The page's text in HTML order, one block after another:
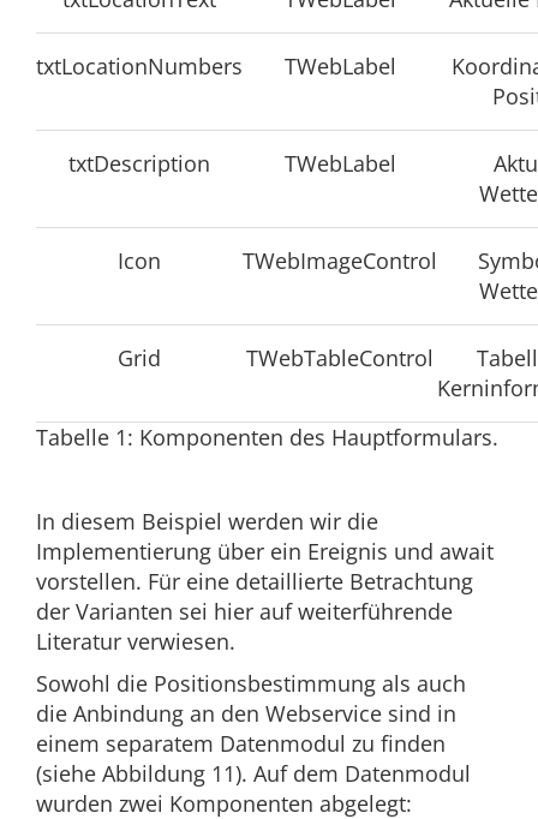
txtLocationNumbers TWebLabel
txtDescription TWebLabel
Icon TWebImageControl
Grid TWebTableControl
Tabelle 1: Komponenten des Hauptformulars.
In diesem Beispiel werden wir die
Implementierung über ein Ereignis und await
vorstellen. Für eine detaillierte Betrachtung
der Varianten sei hier auf weiterführende
Literatur verwiesen.
Sowohl die Positionsbestimmung als auch
die Anbindung an den Webservice sind in
einem separatem Datenmodul zu finden
(siehe Abbildung 11). Auf dem Datenmodul
wurden zwei Komponenten abgelegt: